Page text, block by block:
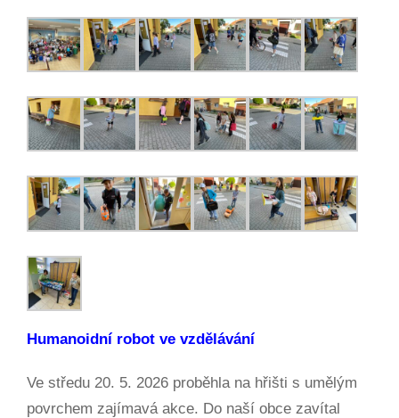
Humanoidní robot ve vzdělávání
Ve středu 20. 5. 2026 proběhla na hřišti s umělým
povrchem zajímavá akce. Do naší obce zavítal